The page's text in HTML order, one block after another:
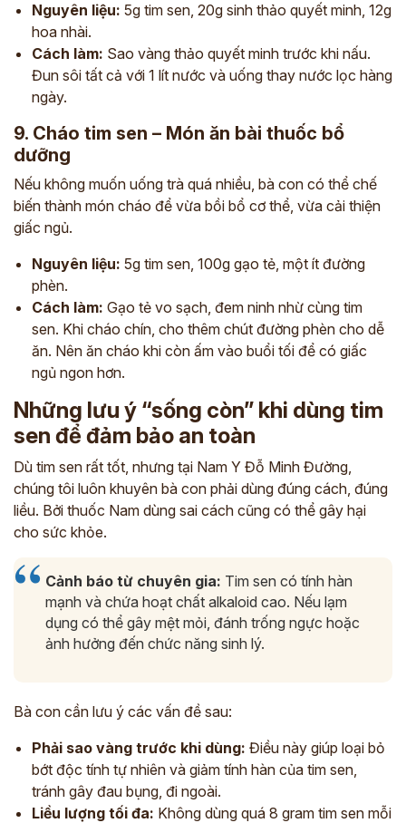
Nguyên liệu: 5g tim sen, 20g sinh thảo quyết minh, 12g
hoa nhài.
Cách làm: Sao vàng thảo quyết minh trước khi nấu.
Đun sôi tất cả với 1 lít nước và uống thay nước lọc hàng
ngày.
9. Cháo tim sen – Món ăn bài thuốc bổ
dưỡng
Nếu không muốn uống trà quá nhiều, bà con có thể chế
biến thành món cháo để vừa bồi bổ cơ thể, vừa cải thiện
giấc ngủ.
Nguyên liệu: 5g tim sen, 100g gạo tẻ, một ít đường
phèn.
Cách làm: Gạo tẻ vo sạch, đem ninh nhừ cùng tim
sen. Khi cháo chín, cho thêm chút đường phèn cho dễ
ăn. Nên ăn cháo khi còn ấm vào buổi tối để có giấc
ngủ ngon hơn.
Những lưu ý “sống còn” khi dùng tim
sen để đảm bảo an toàn
Dù tim sen rất tốt, nhưng tại Nam Y Đỗ Minh Đường,
chúng tôi luôn khuyên bà con phải dùng đúng cách, đúng
liều. Bởi thuốc Nam dùng sai cách cũng có thể gây hại
cho sức khỏe.
Cảnh báo từ chuyên gia: Tim sen có tính hàn
mạnh và chứa hoạt chất alkaloid cao. Nếu lạm
dụng có thể gây mệt mỏi, đánh trống ngực hoặc
ảnh hưởng đến chức năng sinh lý.
Bà con cần lưu ý các vấn đề sau:
Phải sao vàng trước khi dùng: Điều này giúp loại bỏ
bớt độc tính tự nhiên và giảm tính hàn của tim sen,
tránh gây đau bụng, đi ngoài.
Liều lượng tối đa: Không dùng quá 8 gram tim sen mỗi